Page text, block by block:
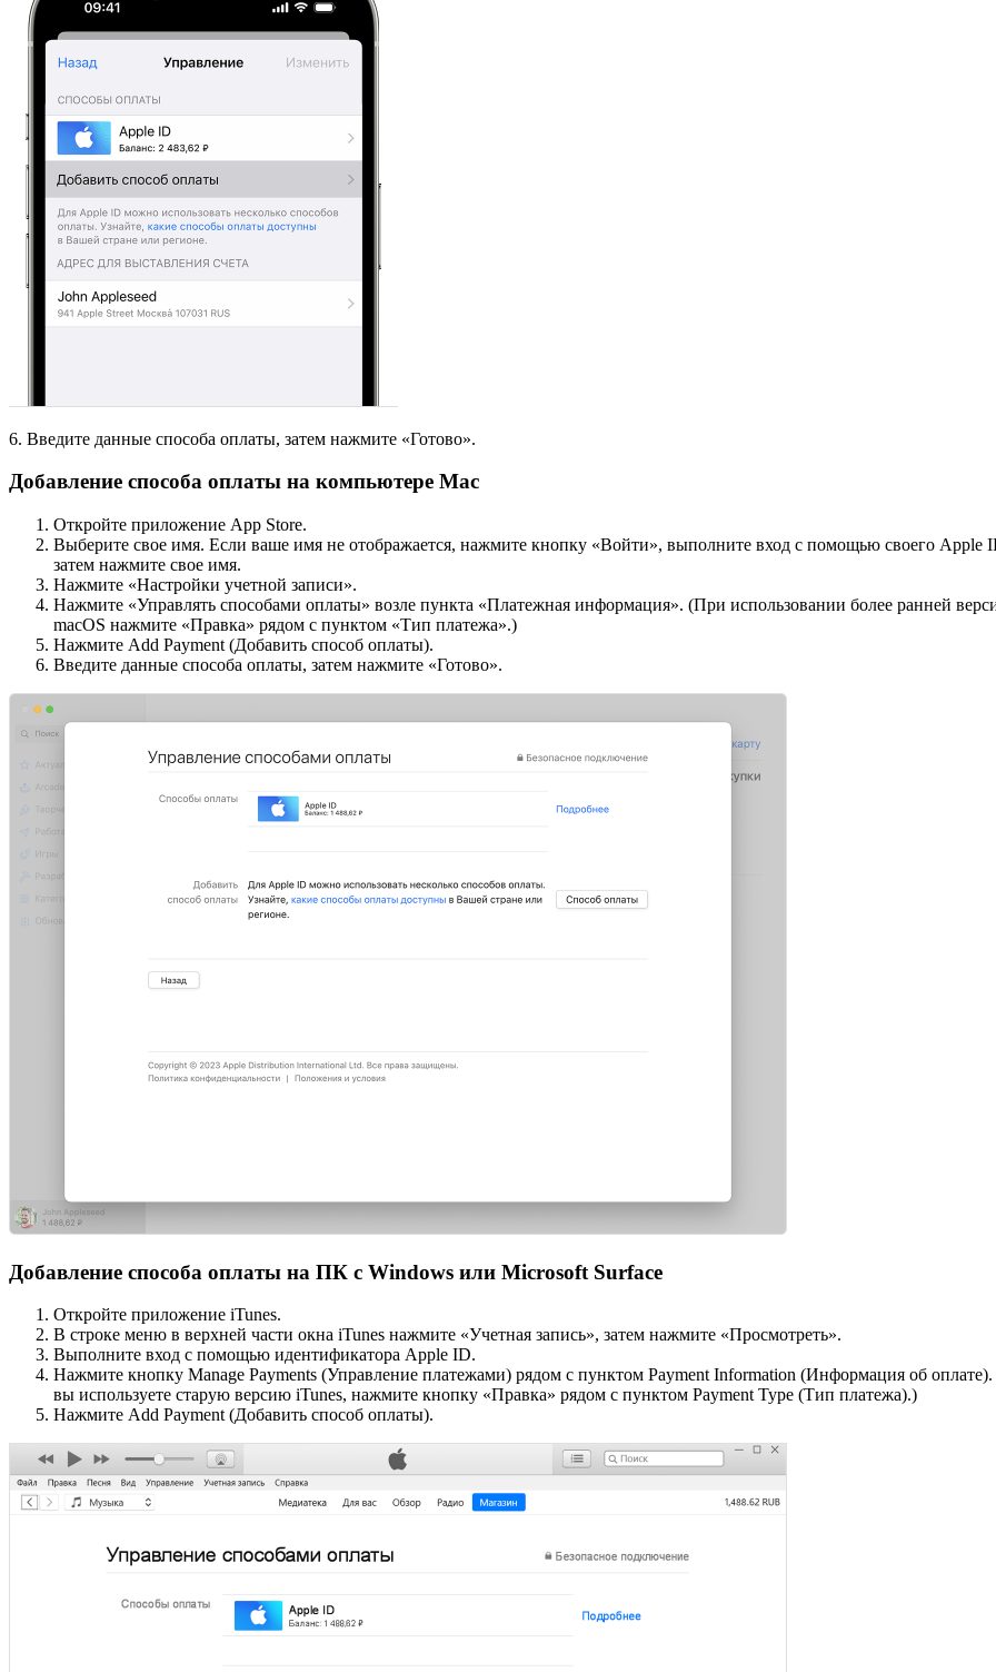
6. Введите данные способа оплаты, затем нажмите «Готово».
Добавление способа оплаты на компьютере Mac
Откройте приложение App Store.
Выберите свое имя. Если ваше имя не отображается, нажмите кнопку «Войти», выполните вход с помощью своего Apple
затем нажмите свое имя.
Нажмите «Настройки учетной записи».
Нажмите «Управлять способами оплаты» возле пункта «Платежная информация». (При использовании более ранней
macOS нажмите «Правка» рядом с пунктом «Тип платежа».)
Нажмите Add Payment (Добавить способ оплаты).
Введите данные способа оплаты, затем нажмите «Готово».
Добавление способа оплаты на ПК с Windows или Microsoft Surface
Откройте приложение iTunes.
В строке меню в верхней части окна iTunes нажмите «Учетная запись», затем нажмите «Просмотреть».
Выполните вход с помощью идентификатора Apple ID.
Нажмите кнопку Manage Payments (Управление платежами) рядом с пунктом Payment Information (Информация об
вы используете старую версию iTunes, нажмите кнопку «Правка» рядом с пунктом Payment Type (Тип платежа).)
Нажмите Add Payment (Добавить способ оплаты).